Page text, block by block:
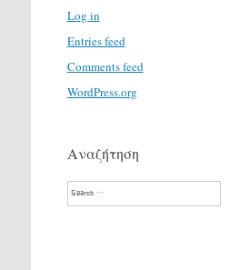
Log in
Entries feed
Comments feed
WordPress.org
Αναζήτηση
Search